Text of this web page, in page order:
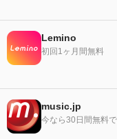
Lemino
初回1ヶ月間無料
music.jp
今なら30日間無料